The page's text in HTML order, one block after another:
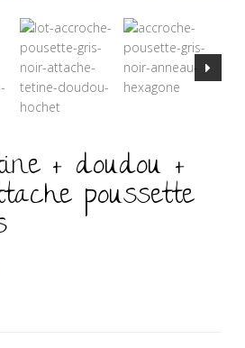
+ doudou +
poussette